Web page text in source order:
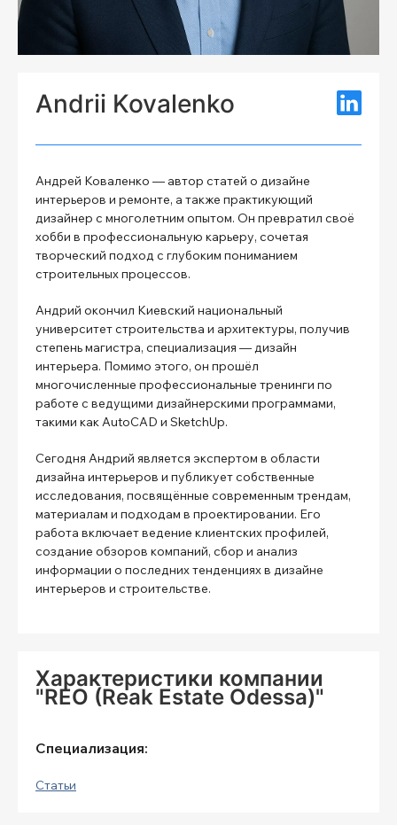
Andrii Kovalenko
Андрей Коваленко — автор статей о дизайне
интерьеров и ремонте, а также практикующий
дизайнер с многолетним опытом. Он превратил своё
хобби в профессиональную карьеру, сочетая
творческий подход с глубоким пониманием
строительных процессов.
Андрий окончил Киевский национальный
университет строительства и архитектуры, получив
степень магистра, специализация — дизайн
интерьера. Помимо этого, он прошёл
многочисленные профессиональные тренинги по
работе с ведущими дизайнерскими программами,
такими как AutoCAD и SketchUp.
Сегодня Андрий является экспертом в области
дизайна интерьеров и публикует собственные
исследования, посвящённые современным трендам,
материалам и подходам в проектировании. Его
работа включает ведение клиентских профилей,
создание обзоров компаний, сбор и анализ
информации о последних тенденциях в дизайне
интерьеров и строительстве.
Характеристики компании
"REO (Reak Estate Odessa)"
Специализация:
Статьи